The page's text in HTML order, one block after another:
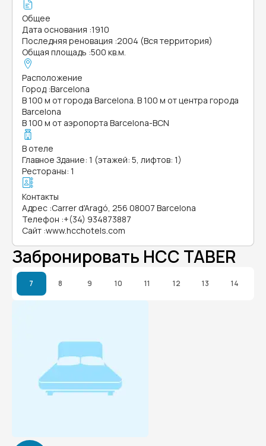
Общее
Дата основания :1910
Последняя реновация :2004 (Вся территория)
Общая площадь :500 кв.м.
Расположение
Город :Barcelona
В 100 м от города Barcelona. В 100 м от центра города
Barcelona
В 100 м от аэропорта Barcelona-BCN
В отеле
Главное Здание: 1 (этажей: 5, лифтов: 1)
Рестораны: 1
Контакты
Адрес :Carrer d'Aragó, 256 08007 Barcelona
Телефон :+(34) 934873887
Сайт :www.hcchotels.com
Забронировать HCC TABER
7 8 9 10 11 12 13 14